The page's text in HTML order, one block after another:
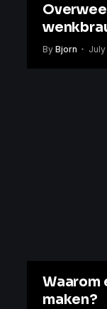
By Bjorn July
Waarom
maken?